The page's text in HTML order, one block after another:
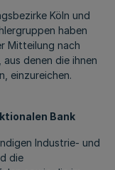
Köln und
haben
Mitteilung nach
denen die ihnen
einzureichen.
Bank
Industrie- und
die